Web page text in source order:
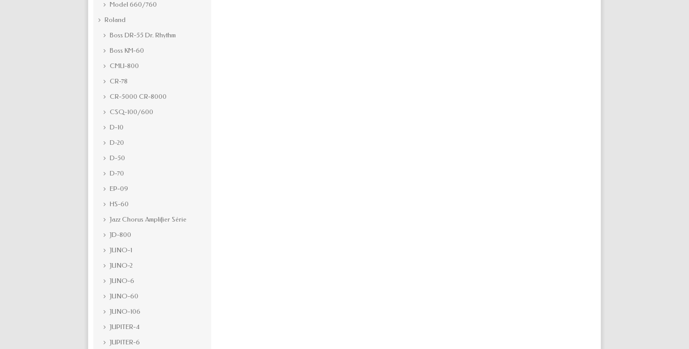
Model 660/760
Roland
Boss DR-55 Dr. Rhythm
Boss KM-60
CMU-800
CR-78
CR-5000 CR-8000
CSQ-100/600
D-10
D-20
D-50
D-70
EP-09
HS-60
Jazz Chorus Amplifier Série
JD-800
JUNO-1
JUNO-2
JUNO-6
JUNO-60
JUNO-106
JUPITER-4
JUPITER-6